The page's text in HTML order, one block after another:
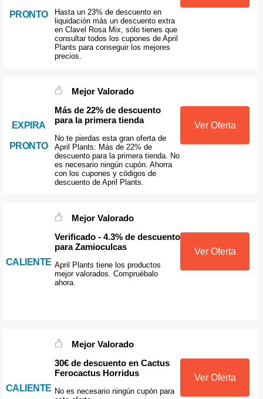
PRONTO
Hasta un 23% de descuento en
liquidación más un descuento extra
en Clavel Rosa Mix, sólo tienes que
consultar todos los cupones de April
Plants para conseguir los mejores
precios.
EXPIRA
PRONTO
Mejor Valorado
Más de 22% de descuento
para la primera tienda
No te pierdas esta gran oferta de
April Plants: Más de 22% de
descuento para la primera tienda. No
es necesario ningún cupón. Ahorra
con los cupones y códigos de
descuento de April Plants.
Ver Oferta
CALIENTE
Mejor Valorado
Verificado - 4.3% de descuento
para Zamioculcas
April Plants tiene los productos
mejor valorados. Compruébalo
ahora.
Ver Oferta
CALIENTE
Mejor Valorado
30€ de descuento en Cactus
Ferocactus Horridus
No es necesario ningún cupón para
Ver Oferta